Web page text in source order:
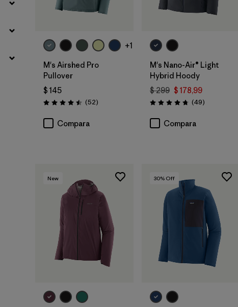
+1
M's Airshed Pro
Pullover
$ 145
Valoración: 4.5 / 5
(52Comentarios
)
Compara
M's Nano-Air® Light
Hybrid Hoody
$ 299 $ 178,99
Valoración: 4.8 / 5
(49Comentarios
)
Compara
New 30% Off